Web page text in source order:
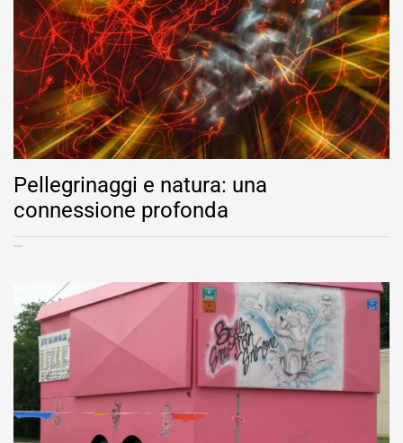
Pellegrinaggi e natura: una
connessione profonda